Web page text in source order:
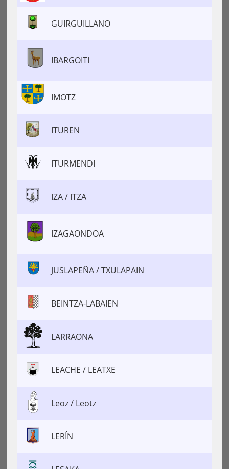
GUIRGUILLANO
IBARGOITI
IMOTZ
ITUREN
ITURMENDI
IZA / ITZA
IZAGAONDOA
JUSLAPEÑA / TXULAPAIN
BEINTZA-LABAIEN
LARRAONA
LEACHE / LEATXE
Leoz / Leotz
LERÍN